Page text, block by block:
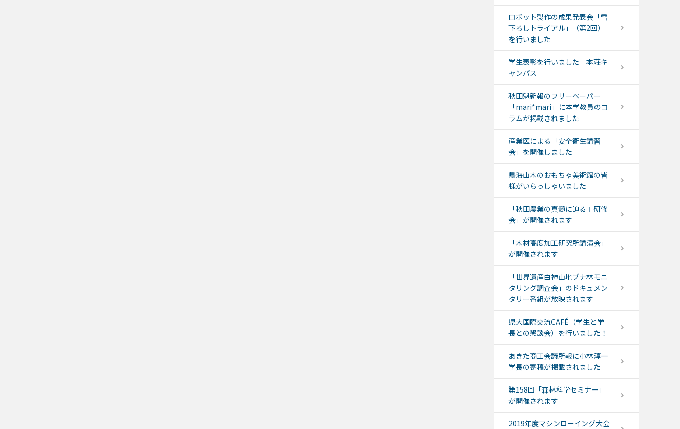
ロボット製作の成果発表会「雪
下ろしトライアル」（第2回）
を行いました
学生表彰を行いました－本荘キ
ャンパス－
秋田魁新報のフリーペーパー
「mari*mari」に本学教員のコ
ラムが掲載されました
産業医による「安全衛生講習
会」を開催しました
鳥海山木のおもちゃ美術館の皆
様がいらっしゃいました
「秋田農業の真髄に迫るⅠ研修
会」が開催されます
「木材高度加工研究所講演会」
が開催されます
「世界遺産白神山地ブナ林モニ
タリング調査会」のドキュメン
タリー番組が放映されます
県大国際交流CAFÉ（学生と学
長との懇談会）を行いました！
あきた商工会議所報に小林淳一
学長の寄稿が掲載されました
第158回「森林科学セミナー」
が開催されます
2019年度マシンローイング大会